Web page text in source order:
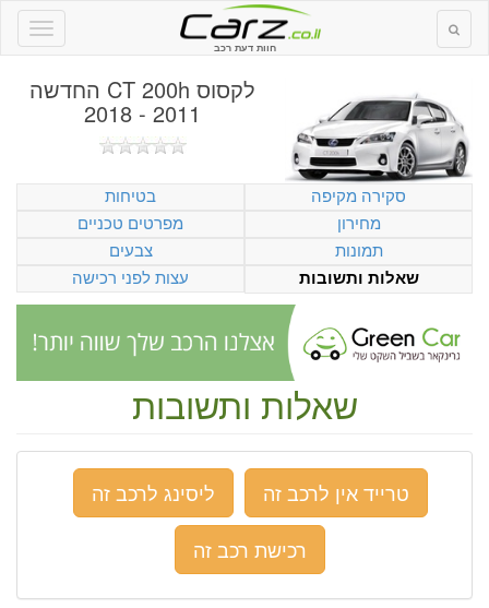
חוות דעת רכב
לקסוס CT 200h החדשה
2011 - 2018
סקירה מקיפה
בטיחות
מחירון
מפרטים טכניים
תמונות
צבעים
שאלות ותשובות
עצות לפני רכישה
שאלות ותשובות
טרייד אין לרכב זה
ליסינג לרכב זה
רכישת רכב זה